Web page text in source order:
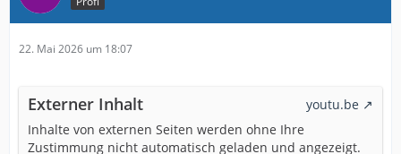
22. Mai 2026 um 18:07
Externer Inhalt
youtu.be
Inhalte von externen Seiten werden ohne Ihre
Zustimmung nicht automatisch geladen und angezeigt.